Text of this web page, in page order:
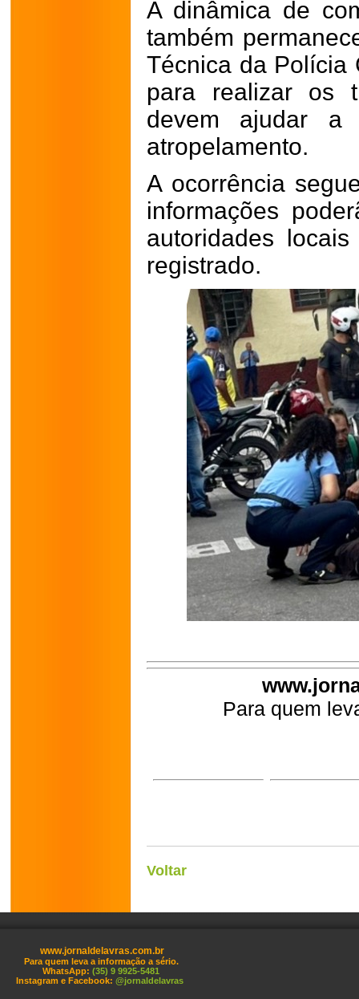
A dinâmica de
também
Técnica da Polícia
para realizar os
devem ajudar a
atropelamento.
A ocorrência
informações
autoridades
registrado.
Para quem
Voltar
www.jornaldelavras.com.br
Para quem leva a informação a sério.
WhatsApp: (35) 9 9925-5481
Instagram e Facebook: @jornaldelavras